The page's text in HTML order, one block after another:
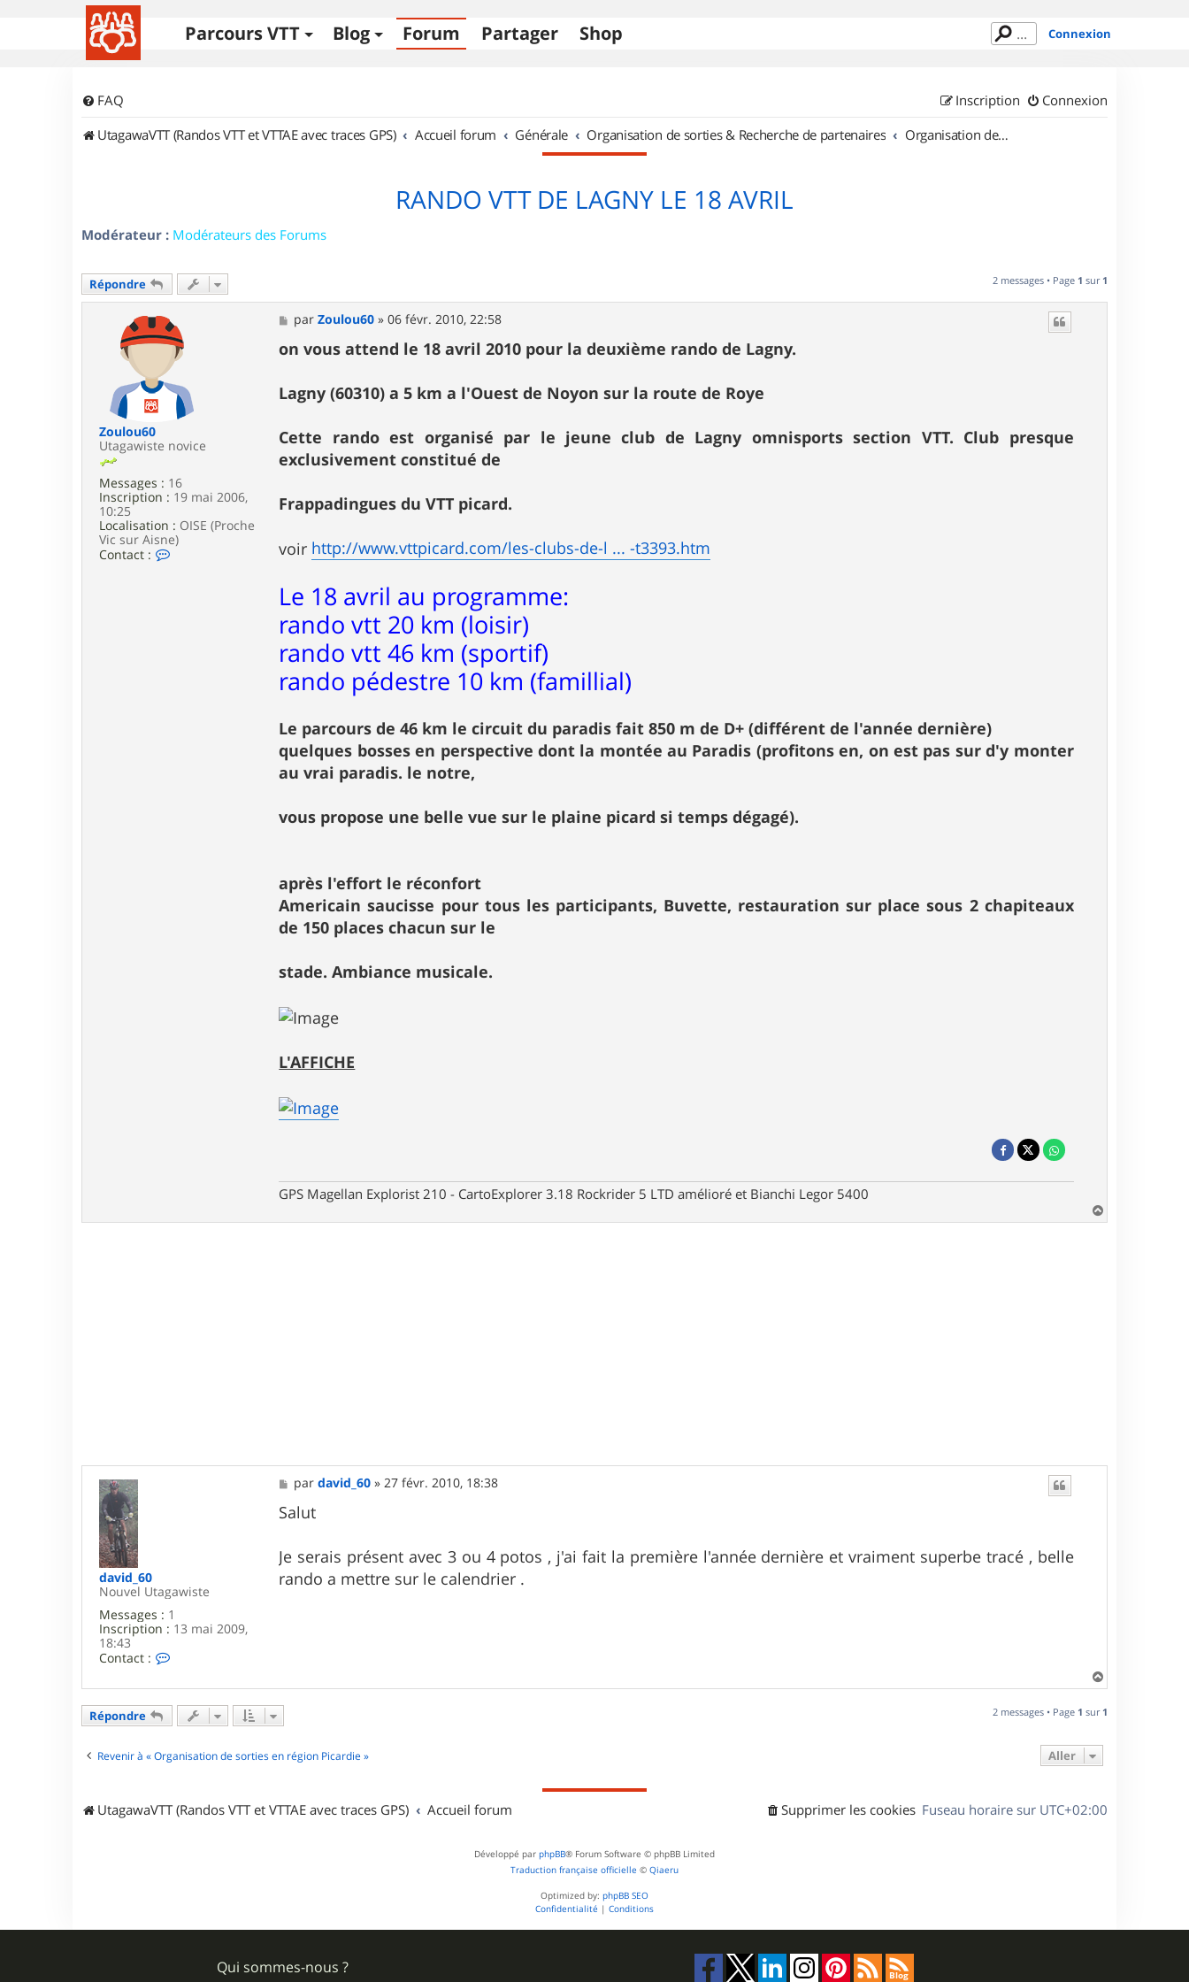
Parcours VTT Blog Forum Partager Shop Connexion
FAQ Connexion
Inscription
UtagawaVTT (Randos VTT et VTTAE avec traces GPS)
Accueil forum Générale Organisation de sorties & Recherche de partenaires Organisation de sorties en région Picardie
RANDO VTT DE LAGNY LE 18 AVRIL
Modérateur : Modérateurs des Forums
Répondre 2 messages • Page 1 sur 1
Zoulou60
Utagawiste novice
Messages : 16
Inscription : 19 mai 2006,
10:25
Localisation : OISE (Proche
Vic sur Aisne)
Contact :
M
e
s
s
g
e
parZoulou60 »06 févr. 2010, 22:58
on vous attend le 18 avril 2010 pour la deuxième rando de Lagny.
Lagny (60310) a 5 km a l'Ouest de Noyon sur la route de Roye
Cette rando est organisé par le jeune club de Lagny omnisports section VTT. Club presque
exclusivement constitué de
Frappadingues du VTT picard.
voir http://www.vttpicard.com/les-clubs-de-l ... -t3393.htm
Le 18 avril au programme:
rando vtt 20 km (loisir)
rando vtt 46 km (sportif)
rando pédestre 10 km (famillial)
Le parcours de 46 km le circuit du paradis fait 850 m de D+ (différent de l'année dernière)
quelques bosses en perspective dont la montée au Paradis (profitons en, on est pas sur d'y monter
au vrai paradis. le notre,
vous propose une belle vue sur le plaine picard si temps dégagé).
après l'effort le réconfort
Americain saucisse pour tous les participants, Buvette, restauration sur place sous 2 chapiteaux
de 150 places chacun sur le
stade. Ambiance musicale.
L'AFFICHE
GPS Magellan Explorist 210 - CartoExplorer 3.18 Rockrider 5 LTD amélioré et Bianchi Legor 5400
a
david_60
Nouvel Utagawiste
Messages : 1
Inscription : 13 mai 2009,
18:43
Contact :
n
c
e
v
M
e
s
s
g
e
pardavid_60 »27 févr. 2010, 18:38
Salut
Je serais présent avec 3 ou 4 potos , j'ai fait la première l'année dernière et vraiment superbe tracé , belle
rando a mettre sur le calendrier .
a
t
Répondre 2 messages • Page 1 sur 1
Revenir à « Organisation de sorties en région Picardie » Aller
UtagawaVTT (Randos VTT et VTTAE avec traces GPS) Accueil forum Fuseau horaire sur UTC+02:00
Supprimer les cookies
Développé par phpBB® Forum Software © phpBB Limited
Traduction française officielle © Qiaeru
Optimized by: phpBB SEO
Confidentialité | Conditions
Qui sommes-nous ?